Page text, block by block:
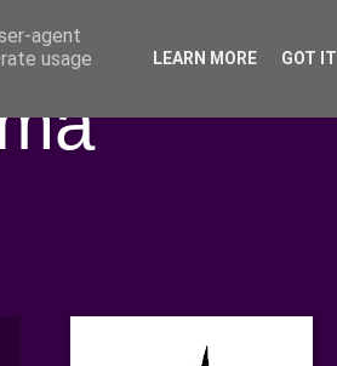
agent
usage
LEARN MORE GOT IT